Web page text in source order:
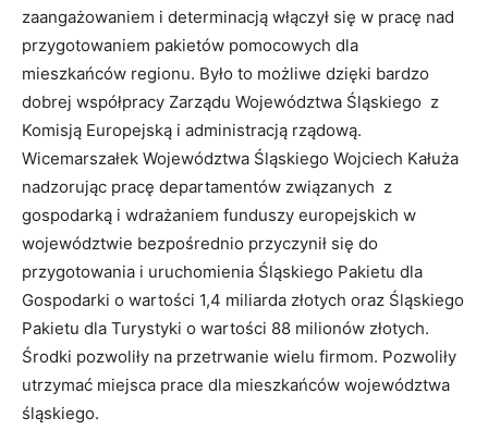
zaangażowaniem i determinacją włączył się w pracę nad
przygotowaniem pakietów pomocowych dla
mieszkańców regionu. Było to możliwe dzięki bardzo
dobrej współpracy Zarządu Województwa Śląskiego z
Komisją Europejską i administracją rządową.
Wicemarszałek Województwa Śląskiego Wojciech Kałuża
nadzorując pracę departamentów związanych z
gospodarką i wdrażaniem funduszy europejskich w
województwie bezpośrednio przyczynił się do
przygotowania i uruchomienia Śląskiego Pakietu dla
Gospodarki o wartości 1,4 miliarda złotych oraz Śląskiego
Pakietu dla Turystyki o wartości 88 milionów złotych.
Środki pozwoliły na przetrwanie wielu firmom. Pozwoliły
utrzymać miejsca prace dla mieszkańców województwa
śląskiego.